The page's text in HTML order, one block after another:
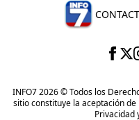
INFO7 2026 © Todos los
sitio constituye la aceptación
Privacidad